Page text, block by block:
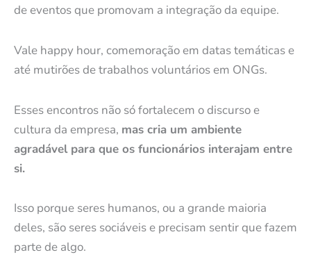
de eventos que promovam a integração da equipe.
Vale happy hour, comemoração em datas temáticas e
até mutirões detrabalhos voluntários em ONGs.
Esses encontros não só fortalecem o discurso e
cultura da empresa, mas cria um ambiente
agradável para que os funcionários interajam entre
si.
Isso porque seres humanos, ou a grande maioria
deles, são seres sociáveis e precisam sentir que fazem
parte de algo.